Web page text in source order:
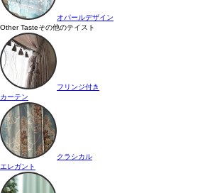
オパールデザイン
Other Tasteその他のテイスト
フリンジ付き
カーテン
クラシカル
エレガント